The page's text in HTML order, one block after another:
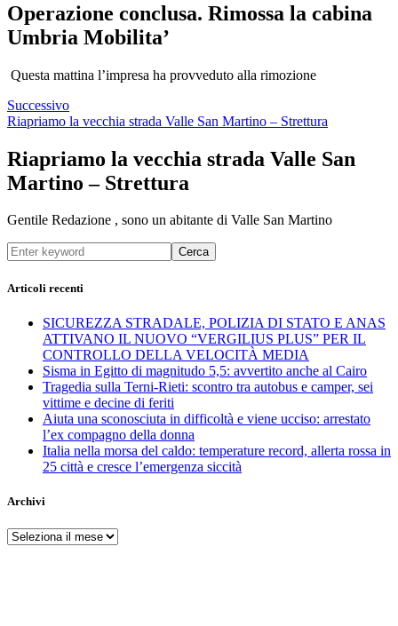
Operazione conclusa. Rimossa la cabina
Umbria Mobilita’
Questa mattina l’impresa ha provveduto alla rimozione
Successivo
Riapriamo la vecchia strada Valle San Martino – Strettura
Riapriamo la vecchia strada Valle San
Martino – Strettura
Gentile Redazione , sono un abitante di Valle San Martino
Cerca
Articoli recenti
SICUREZZA STRADALE, POLIZIA DI STATO E ANAS
ATTIVANO IL NUOVO “VERGILIUS PLUS” PER IL
CONTROLLO DELLA VELOCITÀ MEDIA
Sisma in Egitto di magnitudo 5,5: avvertito anche al Cairo
Tragedia sulla Terni-Rieti: scontro tra autobus e camper, sei
vittime e decine di feriti
Aiuta una sconosciuta in difficoltà e viene ucciso: arrestato
l’ex compagno della donna
Italia nella morsa del caldo: temperature record, allerta rossa in
25 città e cresce l’emergenza siccità
Archivi
Archivi